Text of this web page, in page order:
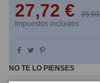
27,72 €
Impuestos incluidos
NO TE LO PIENSES